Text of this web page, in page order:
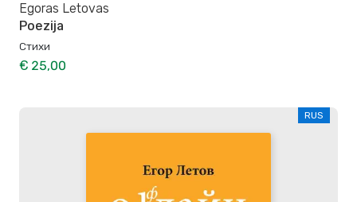
Egoras Letovas
Poezija
Стихи
€ 25,00
RUS